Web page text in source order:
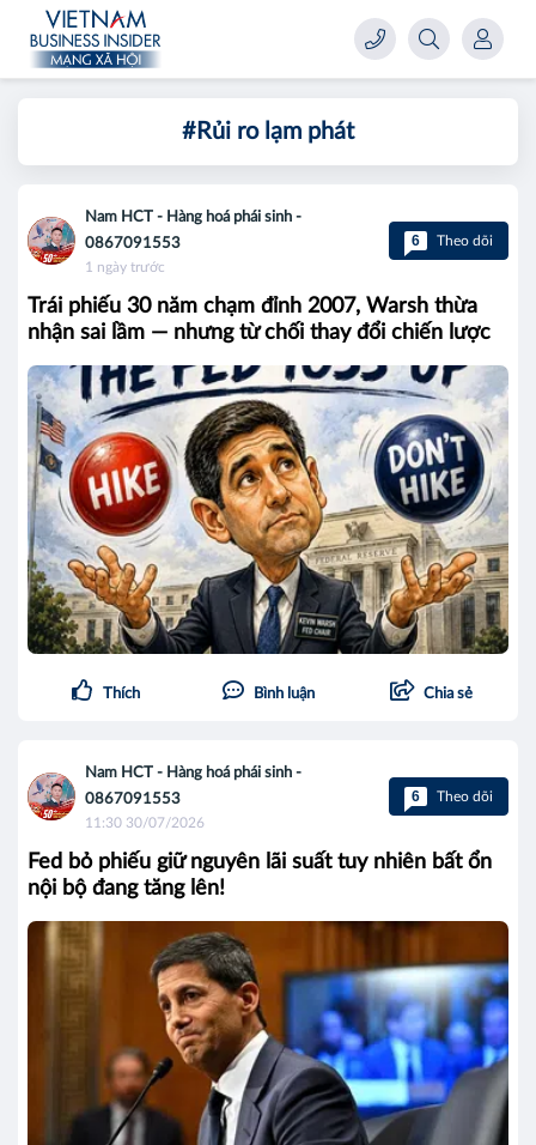
#Rủi ro lạm phát
Nam HCT - Hàng hoá phái sinh -
0867091553
1 ngày trước
6 Theo dõi
Trái phiếu 30 năm chạm đỉnh 2007, Warsh thừa
nhận sai lầm — nhưng từ chối thay đổi chiến lược
Thích Bình luận Chia sẻ
Nam HCT - Hàng hoá phái sinh -
0867091553
11:30 30/07/2026
6 Theo dõi
Fed bỏ phiếu giữ nguyên lãi suất tuy nhiên bất ổn
nội bộ đang tăng lên!